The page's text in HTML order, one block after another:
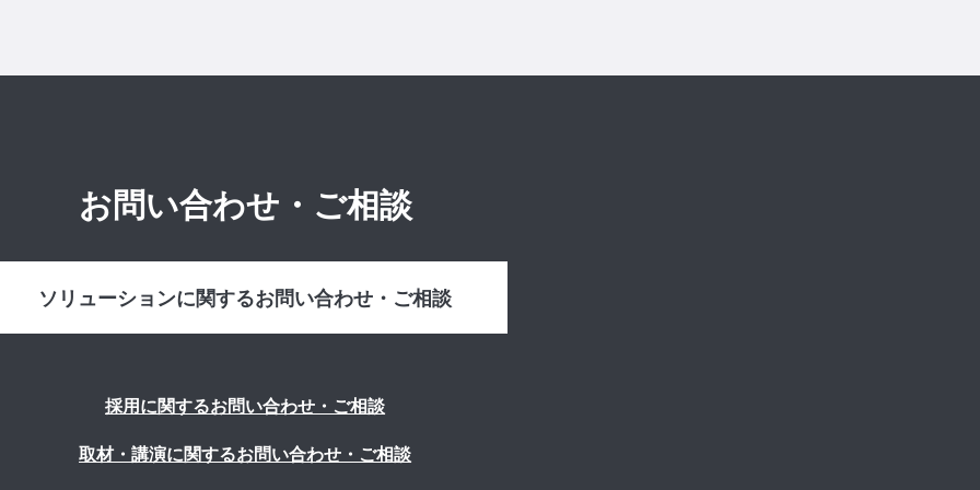
お問い合わせ・ご相談
ソリューションに関するお問い合わせ・ご相談
採用に関するお問い合わせ・ご相談
取材・講演に関するお問い合わせ・ご相談